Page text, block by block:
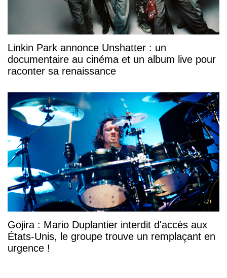
Linkin Park annonce Unshatter : un
documentaire au cinéma et un album live pour
raconter sa renaissance
Gojira : Mario Duplantier interdit d'accès aux
États-Unis, le groupe trouve un remplaçant en
urgence !